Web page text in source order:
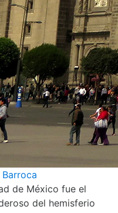
de México fue el
del hemisferio